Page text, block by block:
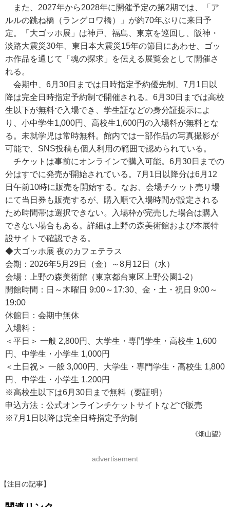
また、2027年から2028年に開催予定の第2期では、「ア
ルルの跳ね橋（ラングロワ橋）」が約70年ぶりに来日予
定。「大ゴッホ展」は神戸、福島、東京を巡回し、阪神・
淡路大震災30年、東日本大震災15年の節目にあわせ、ゴッ
ホ作品を通じて「魂の探求」を伝える展覧会として開催さ
れる。
会期中、6月30日までは日時指定予約優先制、7月1日以
降は完全日時指定予約制で開催される。6月30日までは高校
生以下が無料で入場でき、学生証などの身分証提示によ
り、小中学生1,000円、高校生1,600円の入場料が無料とな
る。未就学児は常時無料。館内では一部作品の写真撮影が
可能で、SNS投稿も個人利用の範囲で認められている。
チケットは事前にオンラインで購入可能。6月30日までの
分はすでに発売が開始されている。7月1日以降分は6月12
日午前10時に販売を開始する。なお、会場チケット売り場
にて当日券も販売するが、購入順で入場時間が設定される
ため時間帯は選択できない。入場枠が完売した場合は購入
できない場合もある。詳細は上野の森美術館および本展特
設サイトで確認できる。
◆大ゴッホ展 夜のカフェテラス
会期：2026年5月29日（金）～8月12日（水）
会場：上野の森美術館（東京都台東区上野公園1-2）
開館時間：日～木曜日 9:00～17:30、金・土・祝日 9:00～
19:00
休館日：会期中無休
入場料：
＜平日＞ 一般 2,800円、大学生・専門学生・高校生 1,600
円、中学生・小学生 1,000円
＜土日祝＞ 一般 3,000円、大学生・専門学生・高校生 1,800
円、中学生・小学生 1,200円
※高校生以下は6月30日まで無料（要証明）
申込方法：公式オンラインチケットサイトなどで販売
※7月1日以降は完全日時指定予約制
《畑山望》
advertisement
【注目の記事】